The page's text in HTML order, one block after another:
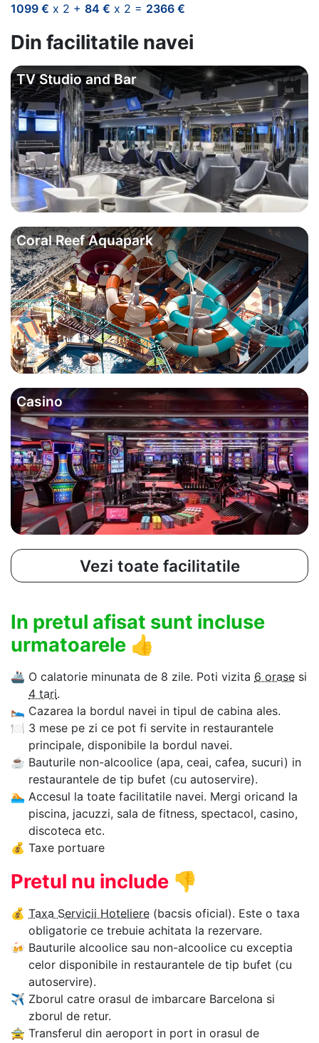
1099 € x 2 + 84 € x 2 = 2366 €
Din facilitatile navei
TV Studio and Bar
Coral Reef Aquapark
Casino
Vezi toate facilitatile
In pretul afisat sunt incluse
urmatoarele 👍
🚢 O calatorie minunata de 8 zile. Poti vizita 6 orase si
4 tari.
🛌 Cazarea la bordul navei in tipul de cabina ales.
🍽 3 mese pe zi ce pot fi servite in restaurantele
principale, disponibile la bordul navei.
☕ Bauturile non-alcoolice (apa, ceai, cafea, sucuri) in
restaurantele de tip bufet (cu autoservire).
🏊‍ Accesul la toate facilitatile navei. Mergi oricand la
piscina, jacuzzi, sala de fitness, spectacol, casino,
discoteca etc.
💰 Taxe portuare
Pretul nu include 👎
💰 Taxa Servicii Hoteliere (bacsis oficial). Este o taxa
obligatorie ce trebuie achitata la rezervare.
🍻 Bauturile alcoolice sau non-alcoolice cu exceptia
celor disponibile in restaurantele de tip bufet (cu
autoservire).
✈ Zborul catre orasul de imbarcare Barcelona si
zborul de retur.
🚖 Transferul din aeroport in port in orasul de